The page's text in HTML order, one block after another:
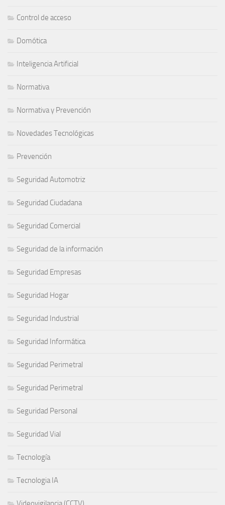
Control de acceso
Domótica
Inteligencia Artificial
Normativa
Normativa y Prevención
Novedades Tecnológicas
Prevención
Seguridad Automotriz
Seguridad Ciudadana
Seguridad Comercial
Seguridad de la información
Seguridad Empresas
Seguridad Hogar
Seguridad Industrial
Seguridad Informática
Seguridad Perimetral
Seguridad Perimetral
Seguridad Personal
Seguridad Vial
Tecnología
Tecnologia IA